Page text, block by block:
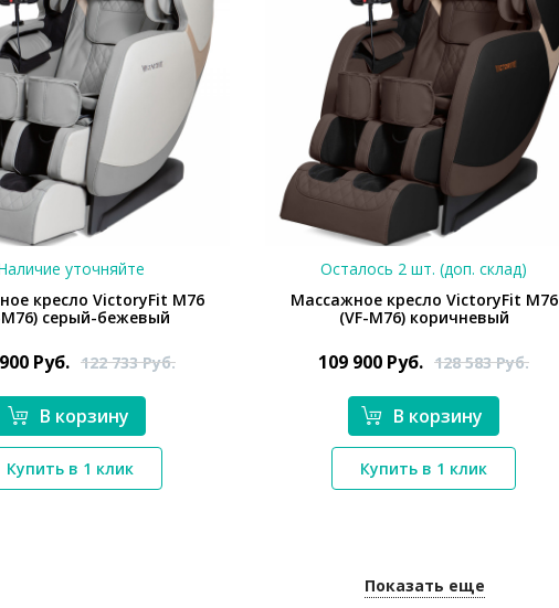
*}
*}
уточняйте
кресло VictoryFit M76
M76) серый-бежевый
Руб. 122 733Руб.
В корзину
Купить в 1 клик
*}
Осталось 2 шт. (доп. склад)
Массажное кресло VictoryFit M76
(VF-M76) коричневый
109 900 Руб. 128 583Руб.
В корзину
Купить в 1 клик
Показать еще